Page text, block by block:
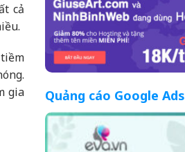
cả
gia
Quảng cáo Google Ads